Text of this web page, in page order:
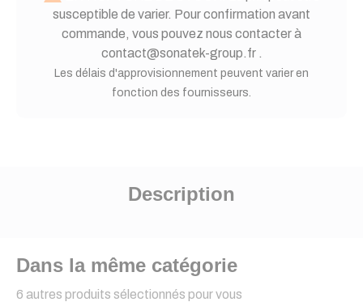
susceptible de varier. Pour confirmation avant
commande, vous pouvez nous contacter à
contact@sonatek-group.fr .
Les délais d'approvisionnement peuvent varier en
fonction des fournisseurs.
Description
Dans la même catégorie
6 autres produits sélectionnés pour vous